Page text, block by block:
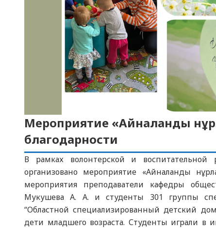
Мероприятие «Айналанды
благодарности
В рамках волонтерской и воспитательной
организовано мероприятие «Айналанды
мероприятия преподаватели кафедры
Мукушева А. А. и студенты 301 группы
“Областной специализированный детский
дети младшего возраста. Студенты играли